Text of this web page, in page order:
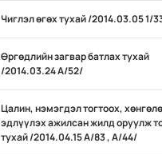
Чиглэл өгөх тухай /2014.03.05 1/
Өргөдлийн загвар батлах тухай
/2014.03.24 А/52/
Цалин, нэмэгдэл тогтоох,
эдлүүлэх ажилсан жилд оруулж
тухай /2014.04.15 А/83 , А/44/